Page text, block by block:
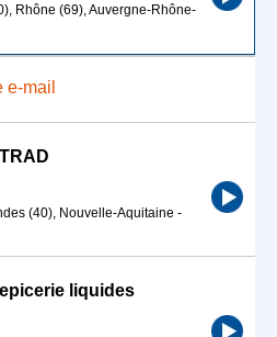
Rhône (69), Auvergne-Rhône-
e-mail
(40), Nouvelle-Aquitaine -
liquides